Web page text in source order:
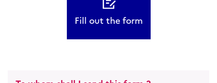
Fill out the form